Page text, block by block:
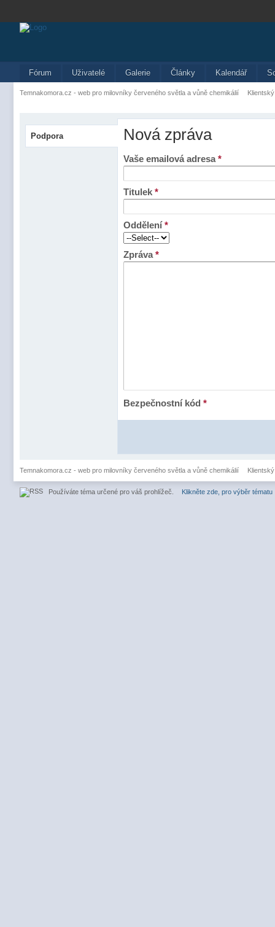
Fórum Uživatelé Galerie Články Kalendář
Temnakomora.cz - web pro milovníky červeného světla a vůně chemikálií
Podpora Nová zpráva
Vaše emailová adresa*
Titulek *
Oddělení*
Zpráva*
Bezpečnostní kód *
Temnakomora.cz - web pro milovníky červeného světla a vůně chemikálií
Používáte téma určené pro váš prohlížeč. Klikněte zde, pro výběr tématu